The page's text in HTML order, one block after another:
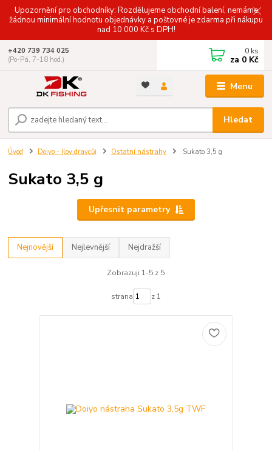
Upozornění pro obchodníky: Rozdělujeme obchodní balení, nemáme
žádnou minimální hodnotu objednávky a poštovné je zdarma při nákupu
nad 10 000 Kč s DPH!
Menu
Hledat
+420 739 734 025
(Po-Pá, 7-18 hod.)
0 ks
za 0 Kč
Úvod Doiyo - (lov dravců) Ostatní nástrahy Sukato 3,5 g
Sukato 3,5 g
Upřesnit parametry
Nejnovější Nejlevnější Nejdražší
Zobrazuji 1-5 z 5
strana z 1